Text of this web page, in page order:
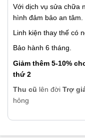
Với dịch vụ sửa chữa
hình đảm bảo an tâm.
Linh kiện thay thế có
Bảo hành 6 tháng.
Giảm thêm 5-10%
thứ 2
Thu cũ lên đời Trợ
hỏng